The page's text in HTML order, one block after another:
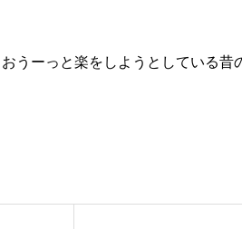
うーっと楽をしようとしている昔